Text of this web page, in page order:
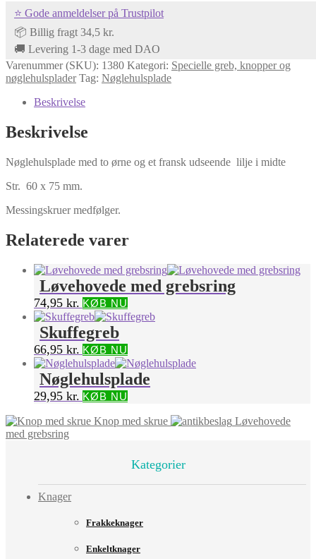
ørne
antal
⭐ Gode anmeldelser på Trustpilot
📦 Billig fragt 34,5 kr.
🚚 Levering 1-3 dage med DAO
Varenummer (SKU): 1380 Kategori: Specielle greb, knopper og
nøglehulsplader Tag: Nøglehulsplade
Beskrivelse
Beskrivelse
Nøglehulsplade med to ørne og et fransk udseende lilje i midte
Str. 60 x 75 mm.
Messingskruer medfølger.
Relaterede varer
Løvehovede med grebsring
74,95 kr. KØB NU
Skuffegreb
66,95 kr. KØB NU
Nøglehulsplade
29,95 kr. KØB NU
Knop med skrue
Løvehovede
med grebsring
Kategorier
Knager
Frakkeknager
Enkeltknager